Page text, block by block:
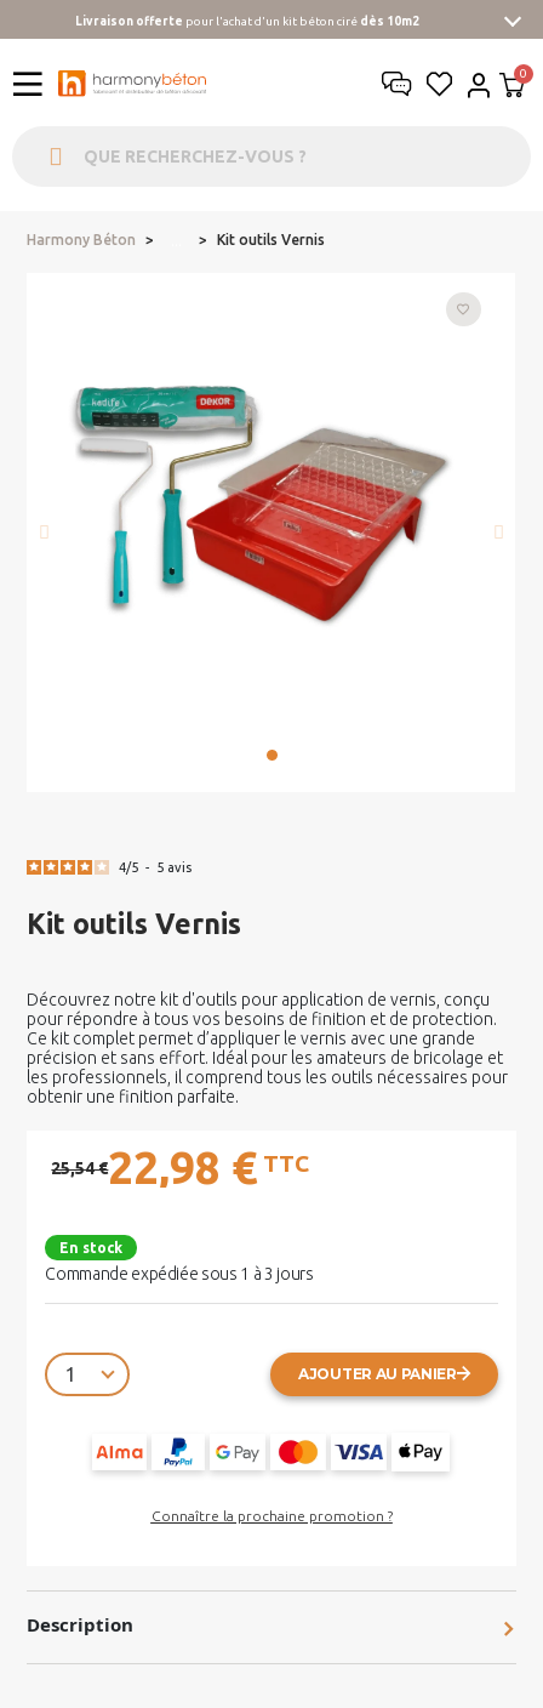
Livraison offerte pour l'achat d'un kit béton ciré dès 10m2
Harmony Béton Kit outils Vernis
favorite_border
4/5 - 5 avis
Kit outils Vernis
Découvrez notre kit d'outils pour application de vernis, conçu
pour répondre à tous vos besoins de finition et de protection.
Ce kit complet permet d’appliquer le vernis avec une grande
précision et sans effort. Idéal pour les amateurs de bricolage et
les professionnels, il comprend tous les outils nécessaires pour
obtenir une finition parfaite.
25,54 €22,98 € TTC
En stock
Commande expédiée sous 1 à 3 jours
AJOUTER AU PANIER
Connaître la prochaine promotion ?
Description